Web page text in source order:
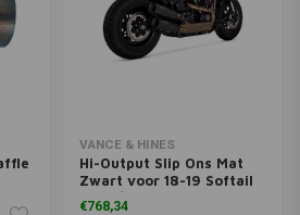
VANCE & HINES
Hi-Output Slip Ons Mat
Zwart voor 18-19 Softail
FXFB/S Fat Bob
€768,34